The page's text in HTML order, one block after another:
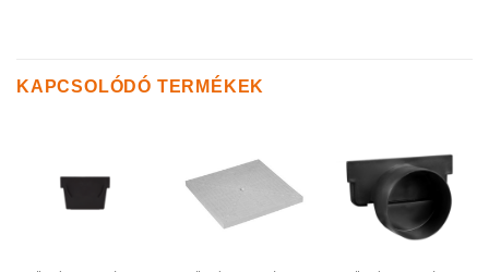
KAPCSOLÓDÓ TERMÉKEK